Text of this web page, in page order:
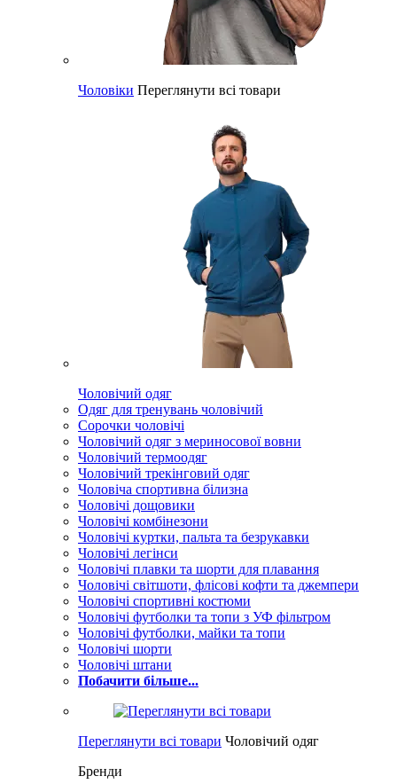
Чоловіки Переглянути всі товари
Чоловічий одяг
Одяг для тренувань чоловічий
Сорочки чоловічі
Чоловічий одяг з мериносової вовни
Чоловічий термоодяг
Чоловічий трекінговий одяг
Чоловіча спортивна білизна
Чоловічі дощовики
Чоловічі комбінезони
Чоловічі куртки, пальта та безрукавки
Чоловічі легінси
Чоловічі плавки та шорти для плавання
Чоловічі світшоти, флісові кофти та джемпери
Чоловічі спортивні костюми
Чоловічі футболки та топи з УФ фільтром
Чоловічі футболки, майки та топи
Чоловічі шорти
Чоловічі штани
Побачити більше...
Переглянути всі товари Чоловічий одяг
Бренди